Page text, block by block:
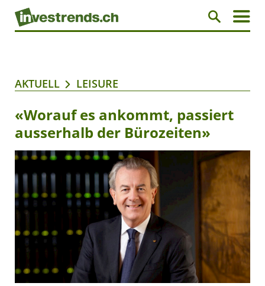
AKTUELL LEISURE
«Worauf es ankommt, passiert
ausserhalb der Bürozeiten»